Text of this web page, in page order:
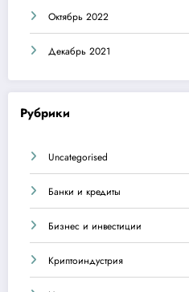
Октябрь 2022
Декабрь 2021
Рубрики
Uncategorised
Банки и кредиты
Бизнес и инвестиции
Криптоиндустрия